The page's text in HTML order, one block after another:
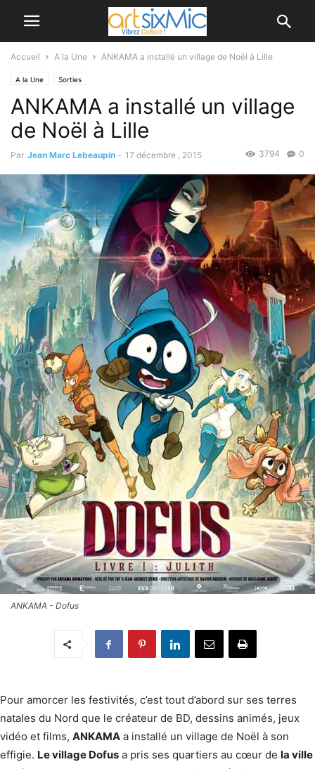
Accueil A la Une ANKAMA a installé un village de Noël à Lille
A la Une Sorties
ANKAMA a installé un village
de Noël à Lille
Par Jean Marc Lebeaupin - 17 décembre , 2015 0
3794
ANKAMA - Dofus
Pour amorcer les festivités, c’est tout d’abord sur ses terres
natales du Nord que le créateur de BD, dessins animés, jeux
vidéo et films, ANKAMA a installé un village de Noël à son
effigie. Le village Dofus a pris ses quartiers au cœur de la ville